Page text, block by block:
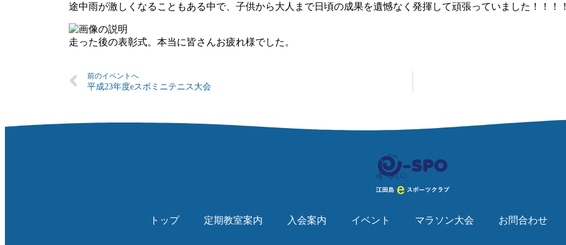
途中雨が激しくなることもある中で、子供から大人まで日頃の成果を遺憾なく発揮して頑張っていました！！！！
走った後の表彰式。本当に皆さんお疲れ様でした。
前のイベントへ
平成23年度eスポミニテニス大会
トップ 定期教室案内 入会案内 イベント マラソン大会 お問合わせ